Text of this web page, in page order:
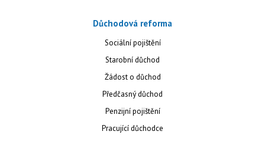
Důchodová reforma
Sociální pojištění
Starobní důchod
Žádost o důchod
Předčasný důchod
Penzijní pojištění
Pracující důchodce